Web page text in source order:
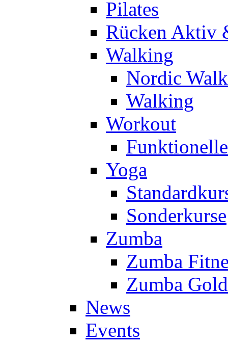
Pilates
Rücken Aktiv
Walking
Nordic
Walking
Workout
Yoga
Sonderkurse
Zumba
Zumba
Zumba Gold
News
Events